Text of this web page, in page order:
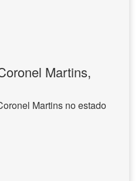
Martins,
Martins no estado